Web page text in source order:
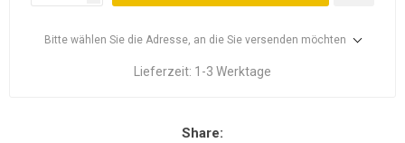
Bitte wählen Sie die Adresse, an die Sie versenden möchten
Lieferzeit: 1-3 Werktage
Share: